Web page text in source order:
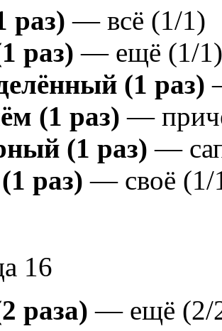
раз) — всё (1/1)
раз) — ещё (1/1)
(1 раз)
(1 раз) —
(1 раз) —
раз) — своё (1/
16
раза) — ещё (2/